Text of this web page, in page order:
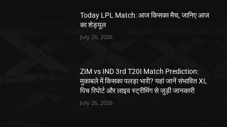
Today LPL Match: आज किसका मैच, जानिए आज
का शेड्यूल
July 26, 2026
ZIM vs IND 3rd T20I Match Prediction:
मुकाबले में किसका पलड़ा भारी? यहां जानें संभावित XI,
पिच रिपोर्ट और लाइव स्ट्रीमिंग से जुड़ी जानकारी
July 26, 2026